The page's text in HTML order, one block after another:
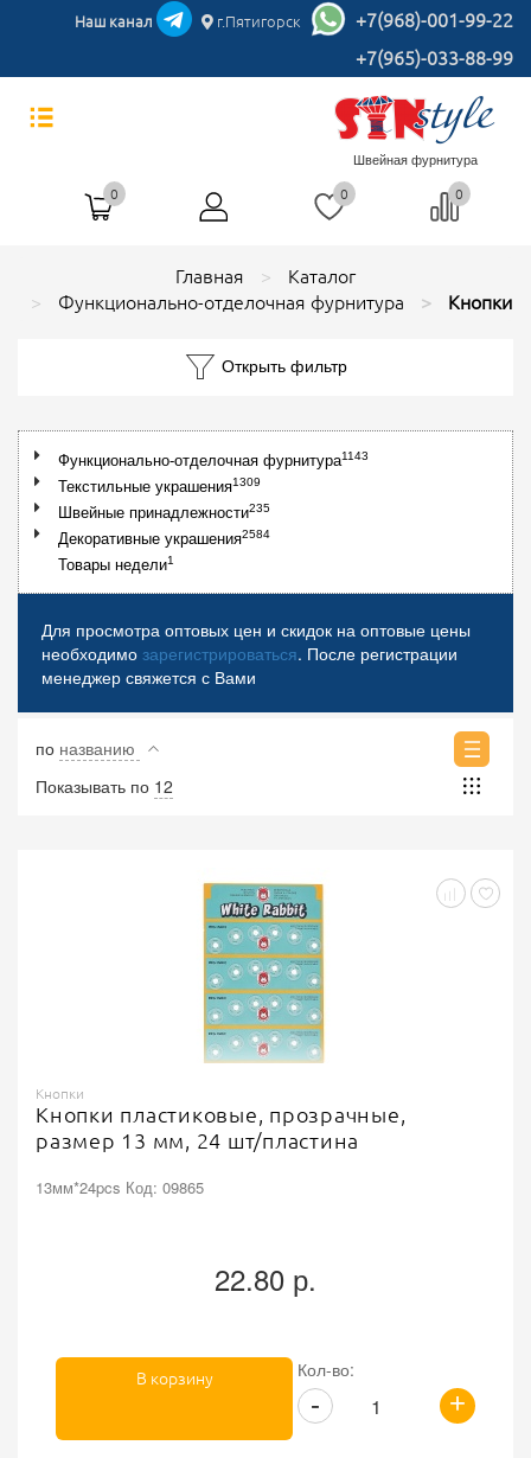
Наш канал г.Пятигорск
+7(968)-001-99-22
+7(965)-033-88-99
Швейная фурнитура
0 0 0
Главная
Каталог
Функционально-отделочная фурнитура
Кнопки
Открыть фильтр
Функционально-отделочная фурнитура1143
Текстильные украшения1309
Швейные принадлежности235
Декоративные украшения2584
Товары недели1
Для просмотра оптовых цен и скидок на оптовые цены
необходимо зарегистрироваться. После регистрации
менеджер свяжется с Вами
по названию
Показывать по 12
Кнопки
Кнопки пластиковые, прозрачные,
размер 13 мм, 24 шт/пластина
13мм*24pcs Код: 09865
22.80 р.
Кол-во:
+
-
В корзину